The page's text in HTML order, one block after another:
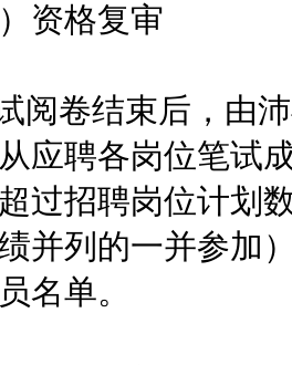
格复审
卷结束后，由沛
应聘各岗位笔试
过招聘岗位计划
绩并列的一并参加
名单。